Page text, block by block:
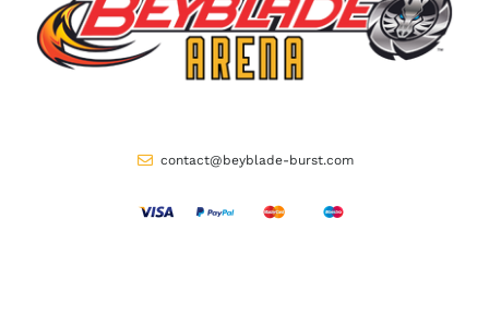
contact@beyblade-burst.com